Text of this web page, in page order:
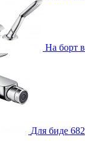
На борт
Для биде 682